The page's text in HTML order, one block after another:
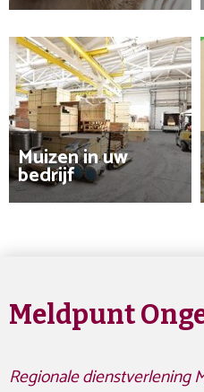
Muizen in uw
bedrijf
Meldpunt
Regionale dienstverlening